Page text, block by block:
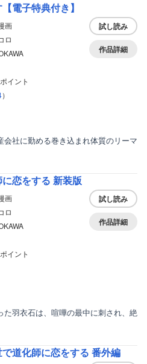
電子特典付き】
画
ロ
イント
）
試し読み
作品詳細
会社に勤める巻き込まれ体質のリーマ
恋をする 新装版
画
ロ
イント
試し読み
作品詳細
羽衣石は、喧嘩の最中に刺され、絶
で道化師に恋をする 番外編